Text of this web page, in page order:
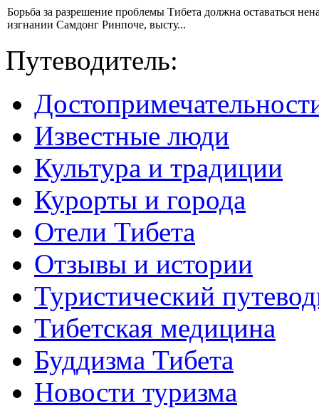
Борьба за разрешение проблемы Тибета должна оставаться
изгнании Самдонг Ринпоче, высту...
Путеводитель:
Известные люди
Культура и традиции
Курорты и города
Отели Тибета
Отзывы и истории
Туристический
Тибетская медицина
Буддизма Тибета
Новости туризма